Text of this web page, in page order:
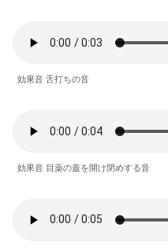
効果音 舌打ちの音
効果音 目薬の蓋を開け閉めする音